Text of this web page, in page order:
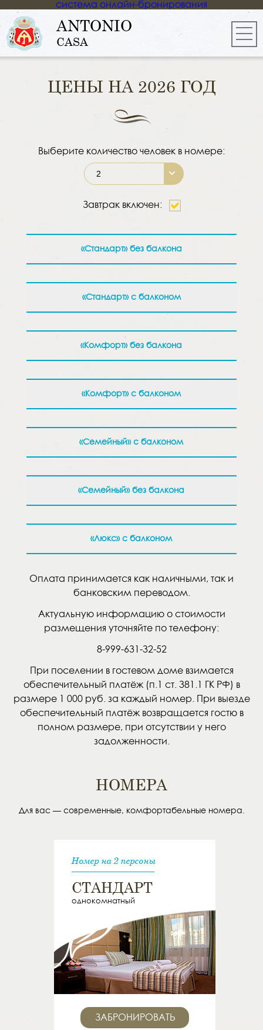
система онлайн-бронирования
ANTONIO
CASA
ЦЕНЫ НА 2026 ГОД
Выберите количество человек в номере:
2
Завтрак включен:
«Стандарт» без балкона
«Стандарт» с балконом
«Комфорт» без балкона
«Комфорт» с балконом
«Семейный» с балконом
«Семейный» без балкона
«Люкс» с балконом
Оплата принимается как наличными, так и
банковским переводом.
Актуальную информацию о стоимости
размещения уточняйте по телефону:
8-999-631-32-52
При поселении в гостевом доме взимается
обеспечительный платёж (п.1 ст. 381.1 ГК РФ) в
размере 1 000 руб. за каждый номер. При выезде
обеспечительный платёж возвращается гостю в
полном размере, при отсутствии у него
задолженности.
НОМЕРА
Для вас — современные, комфортабельные номера.
Номер на 2 персоны
СТАНДАРТ
однокомнатный
ЗАБРОНИРОВАТЬ